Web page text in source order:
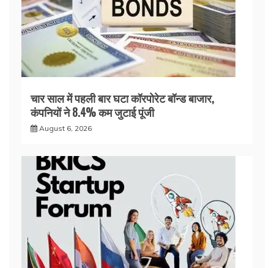
चार साल में पहली बार घटा कॉरपोरेट बॉन्ड बाजार,
कंपनियों ने 8.4% कम जुटाई पूंजी
August 6, 2026